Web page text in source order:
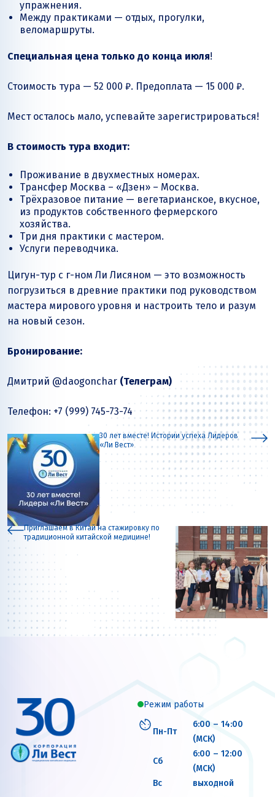
упражнения.
Между практиками — отдых, прогулки,
веломаршруты.
Специальная цена только до конца июля!
Стоимость тура — 52 000 ₽. Предоплата — 15 000 ₽.
Мест осталось мало, успевайте зарегистрироваться!
В стоимость тура входит:
Проживание в двухместных номерах.
Трансфер Москва – «Дзен» – Москва.
Трёхразовое питание — вегетарианское, вкусное,
из продуктов собственного фермерского
хозяйства.
Три дня практики с мастером.
Услуги переводчика.
Цигун-тур с г-ном Ли Лисяном — это возможность
погрузиться в древние практики под руководством
мастера мирового уровня и настроить тело и разум
на новый сезон.
Бронирование:
Дмитрий @daogonchar (Телеграм)
Телефон: +7 (999) 745-73-74
Приглашаем в Китай на стажировку по
традиционной китайской медицине!
30 лет вместе! Истории успеха Лидеров
«Ли Вест»
Режим работы
Пн-Пт
6:00 – 14:00
(МСК)
Сб
6:00 – 12:00
(МСК)
Вс
выходной